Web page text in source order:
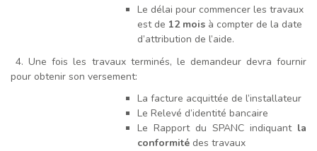
Le délai pour commencer les travaux
est de 12 mois à compter de la date
d’attribution de l’aide.
4. Une fois les travaux terminés, le demandeur devra fournir
pour obtenir son versement:
La facture acquittée de l’installateur
Le Relevé d’identité bancaire
Le Rapport du SPANC indiquantla
conformité des travaux